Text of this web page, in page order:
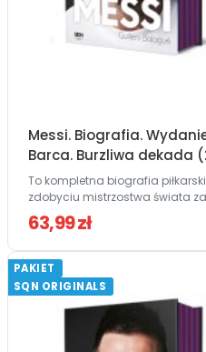
Messi. Biografia.
Barca. Burzliwa dekada
To kompletna biografia
zdobyciu mistrzostwa świata
63,99 zł
PAKIET
SQN ORIGINALS